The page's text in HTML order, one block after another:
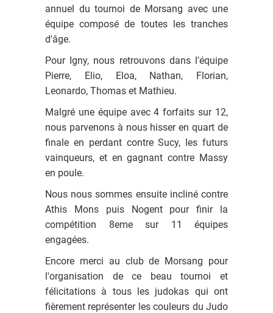
annuel du tournoi de Morsang avec une
équipe composé de toutes les tranches
d'âge.
Pour Igny, nous retrouvons dans l'équipe
Pierre, Elio, Eloa, Nathan, Florian,
Leonardo, Thomas et Mathieu.
Malgré une équipe avec 4 forfaits sur 12,
nous parvenons à nous hisser en quart de
finale en perdant contre Sucy, les futurs
vainqueurs, et en gagnant contre Massy
en poule.
Nous nous sommes ensuite incliné contre
Athis Mons puis Nogent pour finir la
compétition 8eme sur 11 équipes
engagées.
Encore merci au club de Morsang pour
l'organisation de ce beau tournoi et
félicitations à tous les judokas qui ont
fièrement représenter les couleurs du Judo